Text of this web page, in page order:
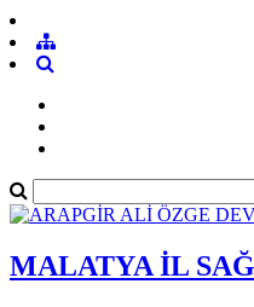
MALATYA İL